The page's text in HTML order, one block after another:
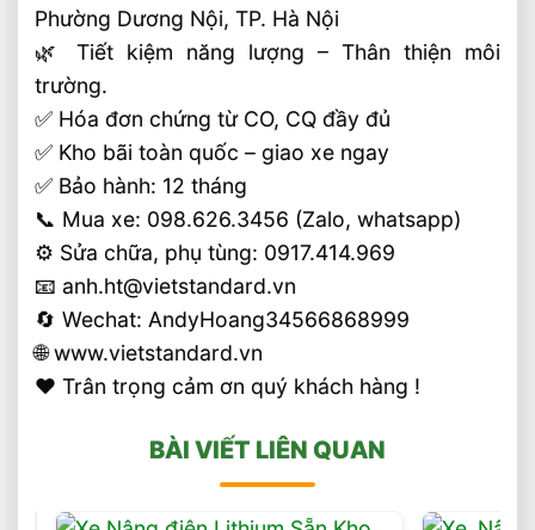
Phường Dương Nội, TP. Hà Nội
🌿 Tiết kiệm năng lượng – Thân thiện môi
trường.
✅ Hóa đơn chứng từ CO, CQ đầy đủ
✅ Kho bãi toàn quốc – giao xe ngay
✅ Bảo hành: 12 tháng
📞 Mua xe: 098.626.3456 (Zalo, whatsapp)
⚙️ Sửa chữa, phụ tùng: 0917.414.969
📧 anh.ht@vietstandard.vn
🔄 Wechat: AndyHoang34566868999
🌐 www.vietstandard.vn
❤️ Trân trọng cảm ơn quý khách hàng !
BÀI VIẾT LIÊN QUAN